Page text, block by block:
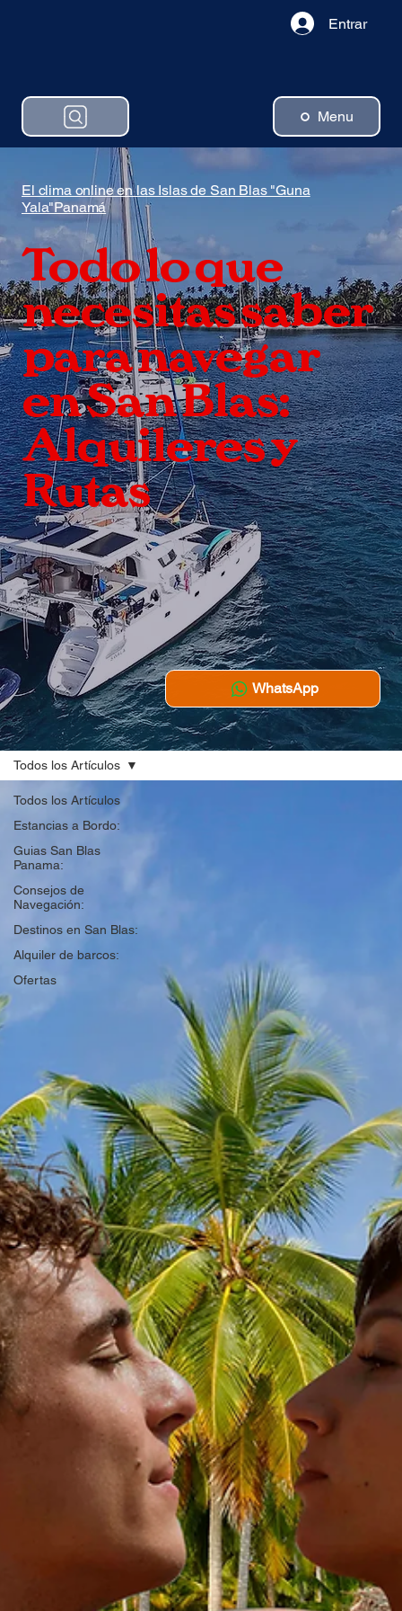
Menu
Entrar
El clima online en las Islas de San Blas "Guna
Yala"Panamá
Todo lo que
necesitas saber
para navegar
en San Blas:
Alquileres y
Rutas
WhatsApp
Todos los Artículos
Estancias a Bordo:
Guias San Blas
Panama:
Consejos de
Navegación:
Destinos en San Blas:
Alquiler de barcos:
Ofertas
Todos los Artículos